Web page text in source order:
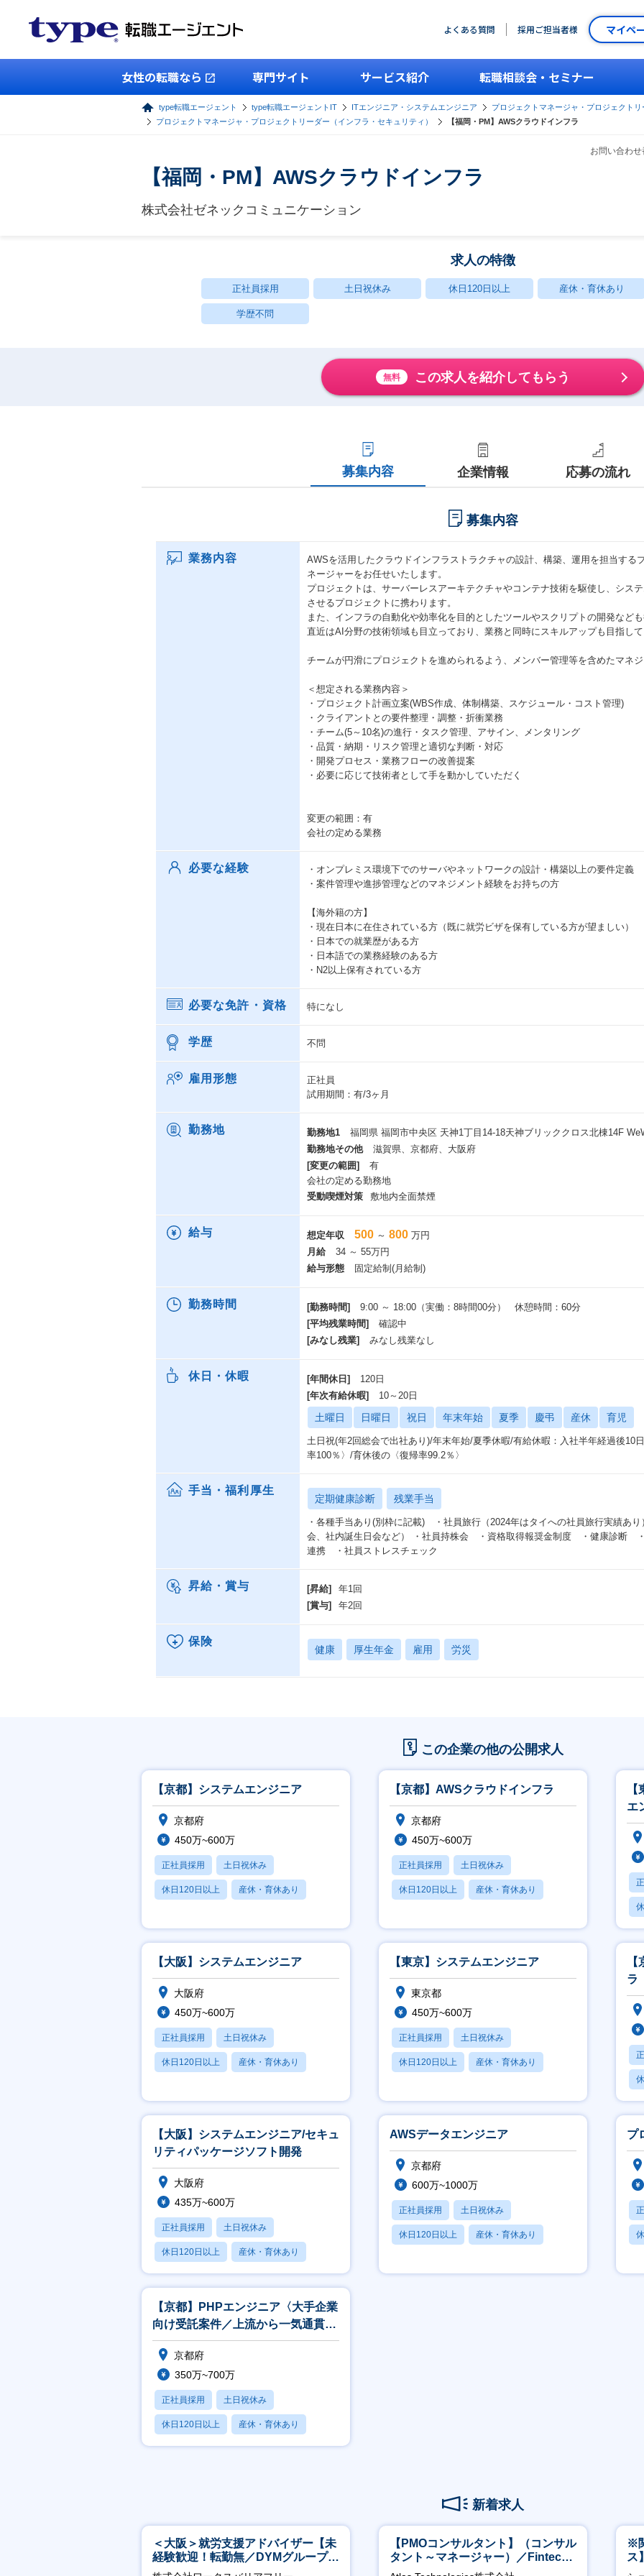
よくある質問 採用ご担当者様 マイペ
女性の転職なら 専門サイト サービス紹介 転職相談会・セミナー
type転職エージェント type転職エージェントIT ITエンジニア・システムエンジニア
プロジェクトマネージャ・プロジェクトリ
プロジェクトマネージャ・プロジェクトリーダー（インフラ・セキュリティ）
【福岡・PM】AWSクラウドインフラ
お問い合わ
【福岡・PM】AWSクラウドインフラ
株式会社ゼネックコミュニケーション
求人の特徴
正社員採用 土日祝休み 休日120日以上 産休・育休あり
学歴不問
無料 この求人を紹介してもらう
募集内容 企業情報 応募の流れ
募集内容
業務内容
AWSを活用したクラウドインフラストラクチャの設計、構築、運用を担当する
ネージャーをお任せいたします。
プロジェクトは、サーバーレスアーキテクチャやコンテナ技術を駆使し、シス
させるプロジェクトに携わります。
また、インフラの自動化や効率化を目的としたツールやスクリプトの開発など
直近はAI分野の技術領域も目立っており、業務と同時にスキルアップも目指し
チームが円滑にプロジェクトを進められるよう、メンバー管理等を含めたマネ
＜想定される業務内容＞
・プロジェクト計画立案(WBS作成、体制構築、スケジュール・コスト管理)
・クライアントとの要件整理・調整・折衝業務
・チーム(5～10名)の進行・タスク管理、アサイン、メンタリング
・品質・納期・リスク管理と適切な判断・対応
・開発プロセス・業務フローの改善提案
・必要に応じて技術者として手を動かしていただく
変更の範囲：有
会社の定める業務
必要な経験
・オンプレミス環境下でのサーバやネットワークの設計・構築以上の要件定義
・案件管理や進捗管理などのマネジメント経験をお持ちの方
【海外籍の方】
・現在日本に在住されている方（既に就労ビザを保有している方が望ましい）
・日本での就業歴がある方
・日本語での業務経験のある方
・N2以上保有されている方
必要な免許・資格 特になし
学歴 不問
雇用形態
正社員
試用期間：有/3ヶ月
勤務地 勤務地1
福岡県 福岡市中央区 天神1丁目14-18天神ブリッククロス北棟14F
勤務地その他
滋賀県、京都府、大阪府
[変更の範囲]
有
会社の定める勤務地
受動喫煙対策
敷地内全面禁煙
給与 想定年収 500 ～ 800 万円
月給
34 ～ 55万円
給与形態
固定給制(月給制)
勤務時間 [勤務時間]
9:00 ～ 18:00（実働：8時間00分） 休憩時間：60分
[平均残業時間]
確認中
[みなし残業]
みなし残業なし
休日・休暇 [年間休日]
120日
[年次有給休暇]
10～20日
土曜日 日曜日 祝日 年末年始 夏季 慶弔 産休 育児
土日祝(年2回総会で出社あり)/年末年始/夏季休暇/有給休暇：入社半年経過後10
率100％〉/育休後の〈復帰率99.2％〉
手当・福利厚生
定期健康診断 残業手当
・各種手当あり(別枠に記載) ・社員旅行（2024年はタイへの社員旅行実績あ
会、社内誕生日会など） ・社員持株会 ・資格取得報奨金制度 ・健康診断
連携 ・社員ストレスチェック
昇給・賞与 [昇給]
年1回
[賞与]
年2回
保険
健康 厚生年金 雇用 労災
この企業の他の公開求人
【京都】システムエンジニア
京都府
450万~600万
正社員採用 土日祝休み
休日120日以上 産休・育休あり
【京都】AWSクラウドインフラ
京都府
450万~600万
正社員採用 土日祝休み
休日120日以上 産休・育休あり
エ
で
【大阪】システムエンジニア
大阪府
450万~600万
正社員採用 土日祝休み
休日120日以上 産休・育休あり
【東京】システムエンジニア
東京都
450万~600万
正社員採用 土日祝休み
休日120日以上 産休・育休あり
ラ
【大阪】システムエンジニア/セキュ
リティパッケージソフト開発
大阪府
435万~600万
正社員採用 土日祝休み
休日120日以上 産休・育休あり
賞与あり
AWSデータエンジニア
京都府
600万~1000万
正社員採用 土日祝休み
休日120日以上 産休・育休あり
プ
【京都】PHPエンジニア〈大手企業
向け受託案件／上流から一気通貫／
ホワイト企業最高ランク〉
京都府
350万~700万
正社員採用 土日祝休み
休日120日以上 産休・育休あり
賞与あり
新着求人
＜大阪＞就労支援アドバイザー【未
経験歓迎！転勤無／DYMグループ／
ホスピタリティ高い方歓迎／土日
【PMOコンサルタント】（コンサル
タント～マネージャー）／Fintech
領域／設立5年弱で上場
※
ス
ー